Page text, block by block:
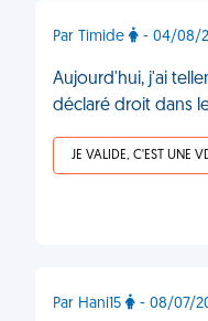
Par Timide - 04/08/
Aujourd'hui, j'ai
déclaré droit dans
JE VALIDE, C'EST UNE
Par Hani15 - 08/07/